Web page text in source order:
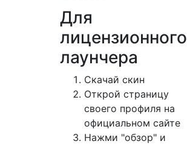
Для
лицензионного
лаунчера
Cкачай скин
Открой страницу
своего профиля на
официальном сайте
Нажми "обзор" и